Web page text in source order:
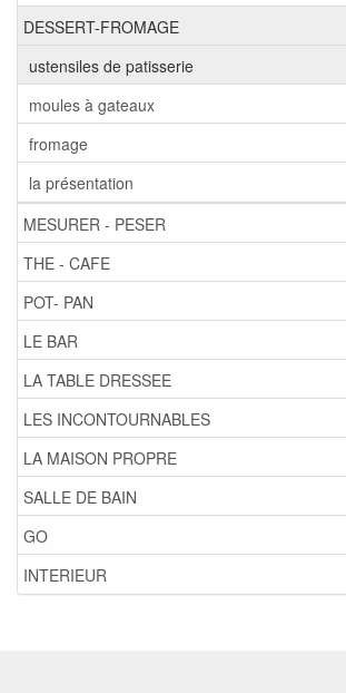
DESSERT-FROMAGE
ustensiles de patisserie
moules à gateaux
fromage
la présentation
MESURER - PESER
THE - CAFE
POT- PAN
LE BAR
LA TABLE DRESSEE
LES INCONTOURNABLES
LA MAISON PROPRE
SALLE DE BAIN
GO
INTERIEUR